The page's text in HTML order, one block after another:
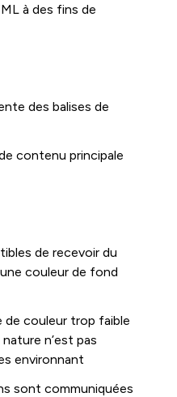
à des fins de
des balises de
contenu principale
de recevoir du
couleur de fond
couleur trop faible
n’est pas
environnant
sont communiquées